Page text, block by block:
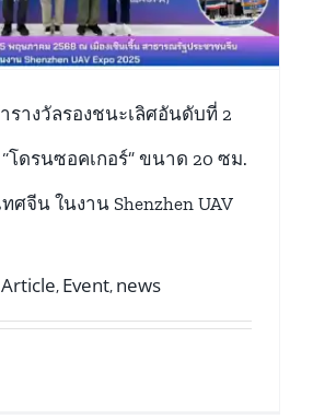
างวัลรองชนะเลิศอันดับที่ 2
โดรนซอคเกอร์” ขนาด 20 ซม.
ศจีน ในงาน Shenzhen UAV
Article, Event, news